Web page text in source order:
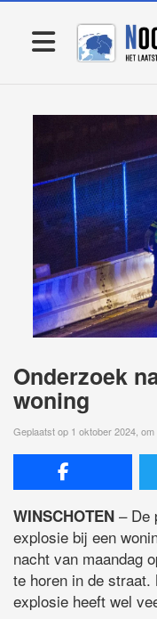
Onderzoek
woning
Geplaatst op 1 oktober 2024,
WINSCHOTEN – De
explosie bij een
nacht van maandag
te horen in de straat.
explosie heeft wel